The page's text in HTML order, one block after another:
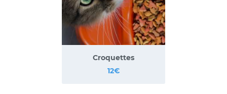
Croquettes
12€